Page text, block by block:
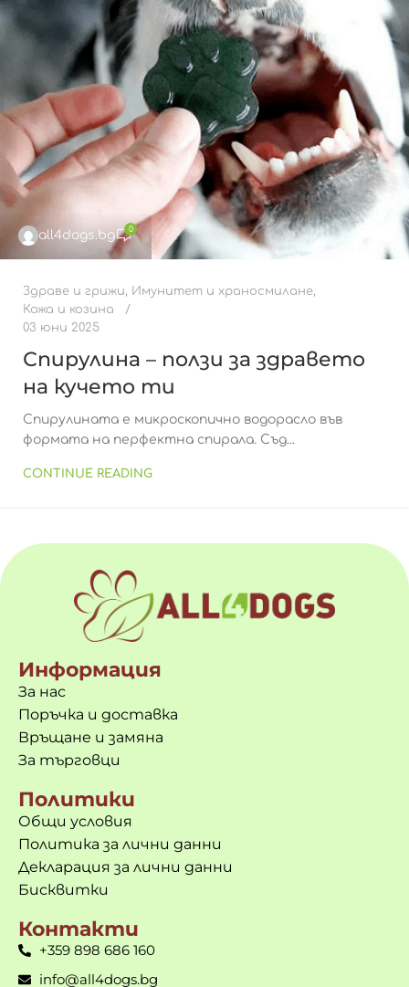
all4dogs.bg 0
Здраве и грижи, Имунитет и храносмилане,
Кожа и козина
03 юни 2025
Спирулина – ползи за здравето
на кучето ти
Спирулината е микроскопично водорасло във
формата на перфектна спирала. Съд...
CONTINUE READING
Информация
За нас
Поръчка и доставка
Връщане и замяна
За търговци
Политики
Общи условия
Политика за лични данни
Декларация за лични данни
Бисквитки
Контакти
+359 898 686 160
info@all4dogs.bg